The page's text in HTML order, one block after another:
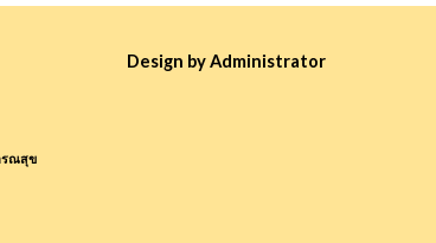
Design by Administrator
รณสุข